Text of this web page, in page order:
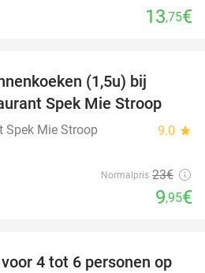
13,75€
(1,5u) bij
Spek Mie Stroop
Spek Mie Stroop 9.0 star
Normalpris 23€
9,95€
4 tot 6 personen op